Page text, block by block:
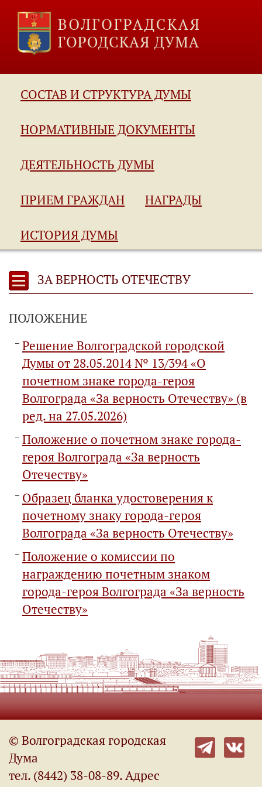
СОСТАВ И СТРУКТУРА ДУМЫ
НОРМАТИВНЫЕ ДОКУМЕНТЫ
ДЕЯТЕЛЬНОСТЬ ДУМЫ
ПРИЕМ ГРАЖДАН НАГРАДЫ
ИСТОРИЯ ДУМЫ
ЗА ВЕРНОСТЬ ОТЕЧЕСТВУ
ПОЛОЖЕНИЕ
Решение Волгоградской городской
Думы от 28.05.2014 № 13/394 «О
почетном знаке города-героя
Волгограда «За верность Отечеству» (в
ред. на 27.05.2026)
Положение о почетном знаке города-
героя Волгограда «За верность
Отечеству»
Образец бланка удостоверения к
почетному знаку города-героя
Волгограда «За верность Отечеству»
Положение о комиссии по
награждению почетным знаком
города-героя Волгограда «За верность
Отечеству»
© Волгоградская городская
Дума
тел. (8442) 38-08-89. Адрес